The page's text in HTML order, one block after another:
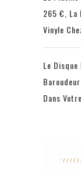
265 €, La
Vinyle
Le
Dans